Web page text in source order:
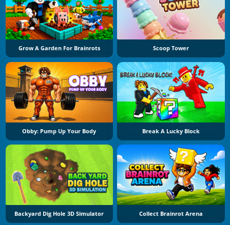
Grow A Garden For Brainrots Scoop Tower
Obby: Pump Up Your Body Break A Lucky Block
Backyard Dig Hole 3D Simulator Collect Brainrot Arena